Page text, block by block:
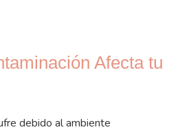
Afecta tu
debido al ambiente